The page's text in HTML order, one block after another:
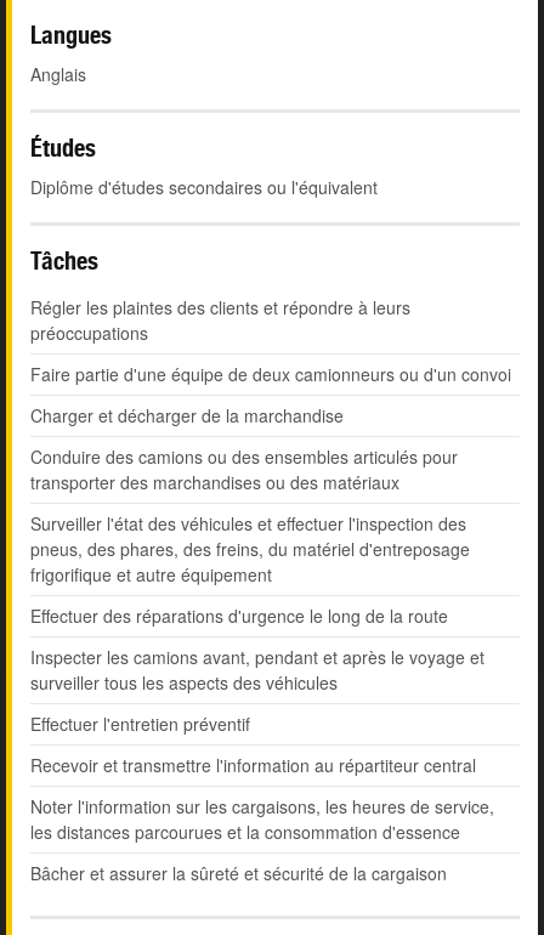
Langues
Anglais
Études
Diplôme d'études secondaires ou l'équivalent
Tâches
Régler les plaintes des clients et répondre à leurs
préoccupations
Faire partie d'une équipe de deux camionneurs ou d'un convoi
Charger et décharger de la marchandise
Conduire des camions ou des ensembles articulés pour
transporter des marchandises ou des matériaux
Surveiller l'état des véhicules et effectuer l'inspection des
pneus, des phares, des freins, du matériel d'entreposage
frigorifique et autre équipement
Effectuer des réparations d'urgence le long de la route
Inspecter les camions avant, pendant et après le voyage et
surveiller tous les aspects des véhicules
Effectuer l'entretien préventif
Recevoir et transmettre l'information au répartiteur central
Noter l'information sur les cargaisons, les heures de service,
les distances parcourues et la consommation d'essence
Bâcher et assurer la sûreté et sécurité de la cargaison